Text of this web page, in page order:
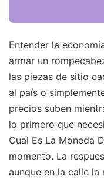
Entender la
armar un
las piezas de sitio
al país o
precios suben
lo primero que
Cual Es La Moneda
momento. La
aunque en la calle